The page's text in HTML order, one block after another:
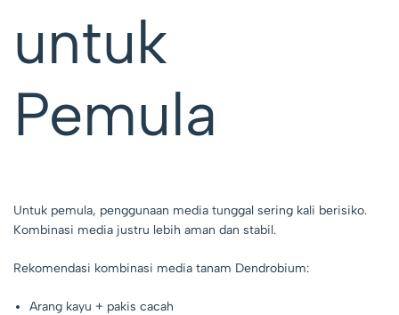
untuk
Pemula
Untuk pemula, penggunaan media tunggal sering kali berisiko.
Kombinasi media justru lebih aman dan stabil.
Rekomendasi kombinasi media tanam Dendrobium:
Arang kayu + pakis cacah